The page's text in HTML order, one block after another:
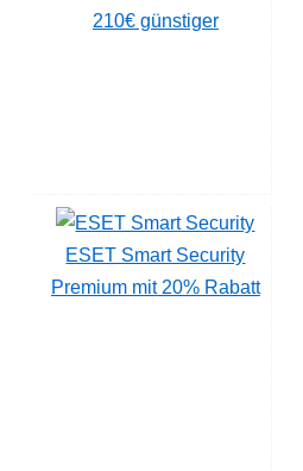
210€ günstiger
ESET Smart Security
Premium mit 20% Rabatt